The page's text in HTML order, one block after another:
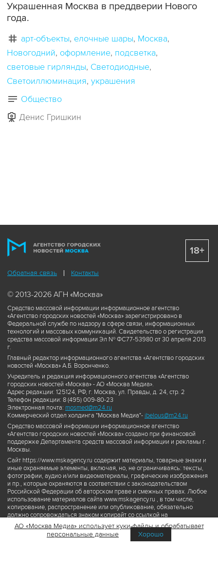
Украшенная Москва в преддверии Нового
года.
арт-объекты елочные шары Москва
Новогодний оформление подсветка
световые гирлянды Светодиодные
Светоиллюминация украшения
Общество
Денис Гришкин
Обратная связь Контакты
© 2013-2026 АГН «Москва»
Средство массовой информации информационное агентство
«Агентство городских новостей «Москва» зарегистрировано в
Федеральной службе по надзору в сфере связи, информационных
технологий и массовых коммуникаций. Свидетельство о регистрации
средства массовой информации Эл № ФС77-53980 от 30 апреля 2013
г.
Главный редактор информационного агентства «Агентство городских
новостей «Москва» А.Б. Воронченко.
Учредитель и редакция информационного агентства «Агентство
городских новостей «Москва» - АО «Москва Медиа».
Адрес редакции: 125124, РФ, г. Москва, ул. Правды, д. 24, стр. 2
Телефон редакции: 8 (495) 009-80-23
Электронная почта: mosmed@m24.ru
Коммерческий отдел холдинга "Москва Медиа"- ibelous@m24.ru
Средство массовой информации информационное агентство
«Агентство городских новостей «Москва» создано при финансовой
поддержке Департамента средств массовой информации и рекламы г.
Москвы.
Сайт https://www.mskagency.ru содержит материалы, товарные знаки и
иные охраняемые элементы, включая, но, не ограничиваясь: тексты,
фотографии, аудио и/или видеоматериалы, графические изображения
и пр., которые охраняются в соответствии с законодательством
Российской Федерации об авторском праве и смежных правах. Любое
использование материалов сайта www.mskagency.ru , в том числе,
копирование, распространение или опубликование, обязательно
должно сопровождаться знаком копирайт со ссылкой на
правообладателя © АО «Москва Медиа», а также гиперссылкой на сайт
www.mskagency.ru как на первоисточник информации. Переработка
материалов сайта www.mskagency.ru не допускается.
18+
АО «Москва Медиа» использует куки-файлы и обрабатывает
персональные данные
Хорошо